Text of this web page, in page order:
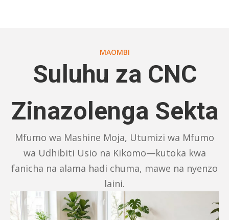
MAOMBI
Suluhu za CNC
Zinazolenga Sekta
Mfumo wa Mashine Moja, Utumizi wa Mfumo
wa Udhibiti Usio na Kikomo—kutoka kwa
fanicha na alama hadi chuma, mawe na nyenzo
laini.